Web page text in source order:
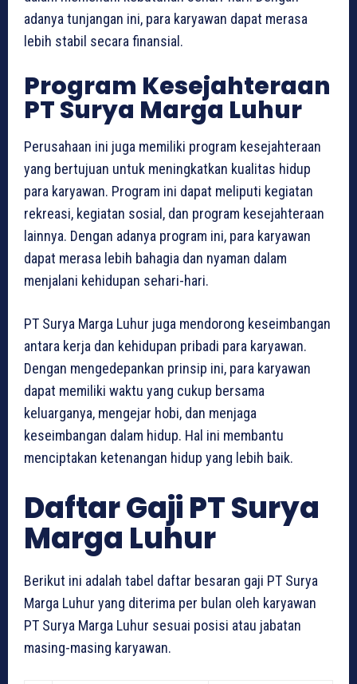
adanya tunjangan ini, para karyawan dapat merasa
lebih stabil secara finansial.
Program Kesejahteraan
PT Surya Marga Luhur
Perusahaan ini juga memiliki program kesejahteraan
yang bertujuan untuk meningkatkan kualitas hidup
para karyawan. Program ini dapat meliputi kegiatan
rekreasi, kegiatan sosial, dan program kesejahteraan
lainnya. Dengan adanya program ini, para karyawan
dapat merasa lebih bahagia dan nyaman dalam
menjalani kehidupan sehari-hari.
PT Surya Marga Luhur juga mendorong keseimbangan
antara kerja dan kehidupan pribadi para karyawan.
Dengan mengedepankan prinsip ini, para karyawan
dapat memiliki waktu yang cukup bersama
keluarganya, mengejar hobi, dan menjaga
keseimbangan dalam hidup. Hal ini membantu
menciptakan ketenangan hidup yang lebih baik.
Daftar Gaji PT Surya
Marga Luhur
Berikut ini adalah tabel daftar besaran gaji PT Surya
Marga Luhur yang diterima per bulan oleh karyawan
PT Surya Marga Luhur sesuai posisi atau jabatan
masing-masing karyawan.